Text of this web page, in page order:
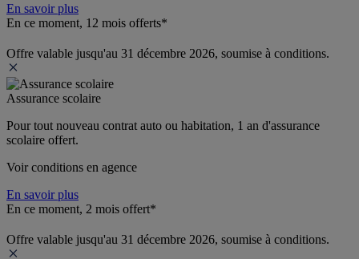
En savoir plus
En ce moment, 12 mois offerts*
Offre valable jusqu'au 31 décembre 2026, soumise à conditions.
Assurance scolaire
Pour tout nouveau contrat auto ou habitation, 1 an d'assurance
scolaire offert.
Voir conditions en agence
En savoir plus
En ce moment, 2 mois offert*
Offre valable jusqu'au 31 décembre 2026, soumise à conditions.